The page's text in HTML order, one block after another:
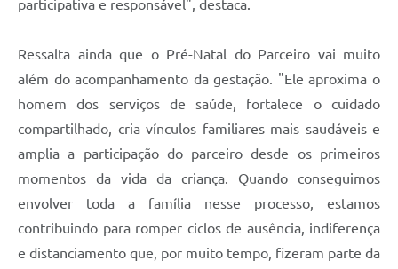
participativa e responsável", destaca.
Ressalta ainda que o Pré-Natal do Parceiro vai muito
além do acompanhamento da gestação. "Ele aproxima o
homem dos serviços de saúde, fortalece o cuidado
compartilhado, cria vínculos familiares mais saudáveis e
amplia a participação do parceiro desde os primeiros
momentos da vida da criança. Quando conseguimos
envolver toda a família nesse processo, estamos
contribuindo para romper ciclos de ausência, indiferença
e distanciamento que, por muito tempo, fizeram parte da